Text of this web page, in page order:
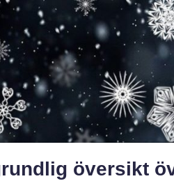
översikt